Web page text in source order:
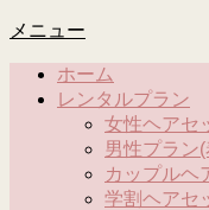
メニュー
ホーム
レンタルプラン
女性ヘアセ
男性プラン
カップルヘ
学割ヘアセ